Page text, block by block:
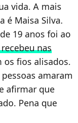
vida. A mais
é Maisa Silva.
19 anos foi ao
nas
os fios alisados.
amaram
afirmar que
Pena que